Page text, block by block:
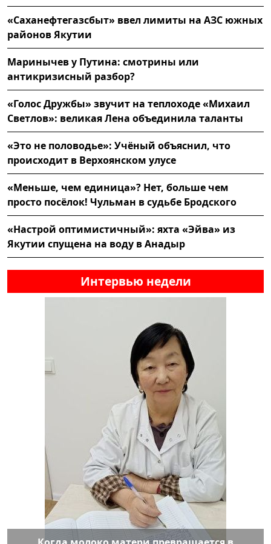
«Саханефтегазсбыт» ввел лимиты на АЗС южных
районов Якутии
Маринычев у Путина: смотрины или
антикризисный разбор?
«Голос Дружбы» звучит на теплоходе «Михаил
Светлов»: великая Лена объединила таланты
«Это не половодье»: Учёный объяснил, что
происходит в Верхоянском улусе
«Меньше, чем единица»? Нет, больше чем
просто посёлок! Чульман в судьбе Бродского
«Настрой оптимистичный»: яхта «Эйва» из
Якутии спущена на воду в Анадыр
Интервью недели